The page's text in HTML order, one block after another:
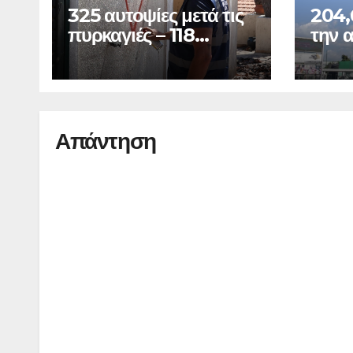
325 αυτοψίες μετά τις
πυρκαγιές – 118
«κόκκινα» κτίρια
την
ΔΕΘ
Απάντηση